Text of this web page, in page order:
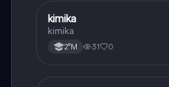
Química
kimika
kimika
2°M 31 0